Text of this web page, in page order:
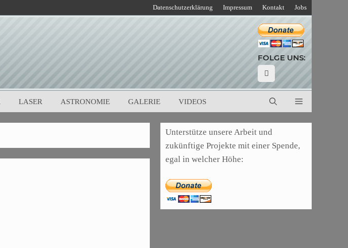
Datenschutzerklärung Impressum Kontakt Jobs
FOLGE UNS:
LASER ASTRONOMIE GALERIE VIDEOS
Unterstütze unsere Arbeit und
zukünftige Projekte mit einer Spende,
egal in welcher Höhe: